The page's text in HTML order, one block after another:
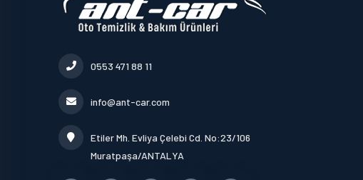
0553 471 88 11
info@ant-car.com
Etiler Mh. Evliya Çelebi Cd. No:23/106
Muratpaşa/ANTALYA